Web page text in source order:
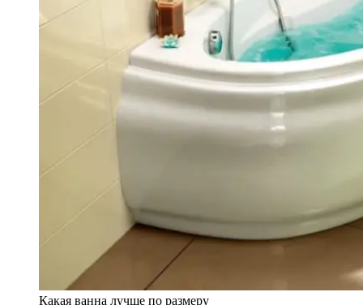
Какая ванна лучше по размеру